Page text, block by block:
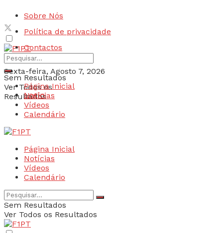
Sobre Nós
Política de privacidade
Contactos
Sexta-feira, Agosto 7, 2026
Login
Sem Resultados
Ver Todos os
Resultados
Página Inicial
Notícias
Vídeos
Calendário
Página Inicial
Notícias
Vídeos
Calendário
Sem Resultados
Ver Todos os Resultados